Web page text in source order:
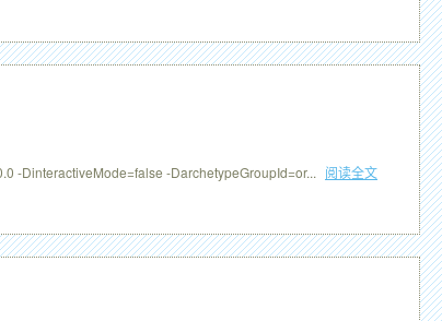
-DinteractiveMode=false -DarchetypeGroupId=or... 阅读全文